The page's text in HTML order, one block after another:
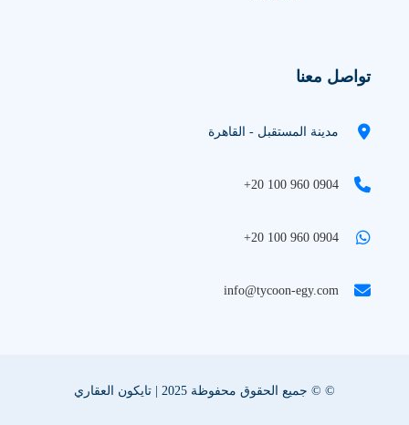
تواصل معنا
مدينة المستقبل - القاهرة
+20 100 960 0904
+20 100 960 0904
info@tycoon-egy.com
© © جميع الحقوق محفوظة 2025 | تايكون العقاري